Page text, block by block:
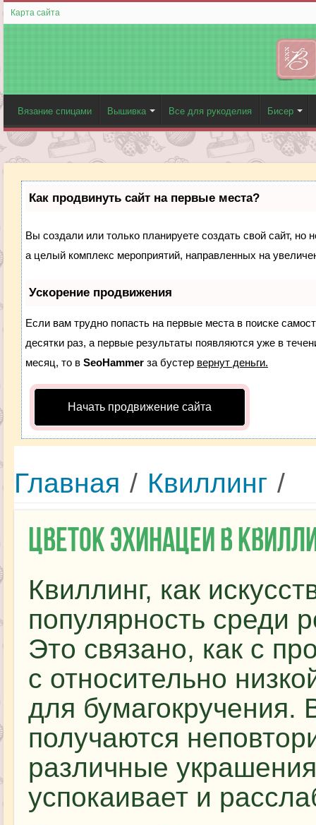
Карта сайта
Вязание спицами Вышивка Все для рукоделия Бисер
Как продвинуть сайт на первые места?
Вы создали или только планируете создать свой сайт, но
а целый комплекс мероприятий, направленных на
Ускорение продвижения
Если вам трудно попасть на первые места в поиске
десятки раз, а первые результаты появляются уже в
месяц, то в SeoHammerза бустер вернут деньги.
Начать продвижение сайта
Главная / Квиллинг /
Цветок эхинацеи в
Квиллинг, как
популярность среди
Это связано, как с
с относительно
для бумагокручения.
получаются
различные
успокаивает и